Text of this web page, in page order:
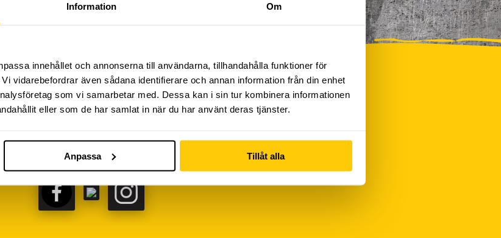
Information Om
innehållet och annonserna till användarna, tillhandahålla funktioner för
vidarebefordrar även sådana identifierare och annan information från din enhet
som vi samarbetar med. Dessa kan i sin tur kombinera informationen
eller som de har samlat in när du har använt deras tjänster.
Anpassa Tillåt alla
FÖLJ OSS PÅ SOCIALA MEDIER
FACEBOOKTIKTOK